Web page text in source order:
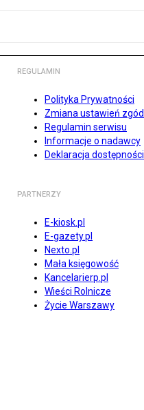
REGULAMIN
Polityka Prywatności
Zmiana ustawień zgód
Regulamin serwisu
Informacje o nadawcy
Deklaracja dostępności
PARTNERZY
E-kiosk.pl
E-gazety.pl
Nexto.pl
Mała księgowość
Kancelarierp.pl
Wieści Rolnicze
Życie Warszawy